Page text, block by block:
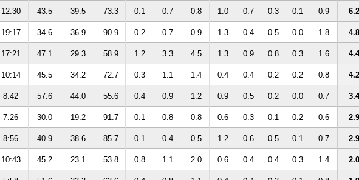
12:30 43.5 39.5 73.3 0.1 0.7 0.8 1.0 0.7 0.3 0.1 0.9 6.2
19:17 34.6 36.9 90.9 0.2 0.7 0.9 1.3 0.4 0.5 0.0 1.8 4.8
17:21 47.1 29.3 58.9 1.2 3.3 4.5 1.3 0.9 0.8 0.3 1.6 4.4
10:14 45.5 34.2 72.7 0.3 1.1 1.4 0.4 0.4 0.2 0.2 0.8 4.2
8:42 57.6 44.0 55.6 0.4 0.9 1.2 0.9 0.5 0.2 0.0 0.7 3.4
7:26 30.0 19.2 91.7 0.1 0.8 0.8 0.6 0.3 0.1 0.2 0.6 2.9
8:56 40.9 38.6 85.7 0.1 0.4 0.5 1.2 0.6 0.5 0.1 0.7 2.9
10:43 45.2 23.1 53.8 0.8 1.1 2.0 0.6 0.4 0.4 0.3 1.4 2.0